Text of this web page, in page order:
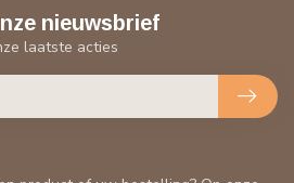
nieuwsbrief
laatste acties